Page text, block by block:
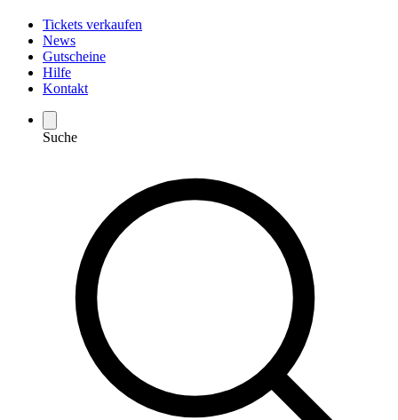
Tickets verkaufen
News
Gutscheine
Hilfe
Kontakt
Suche